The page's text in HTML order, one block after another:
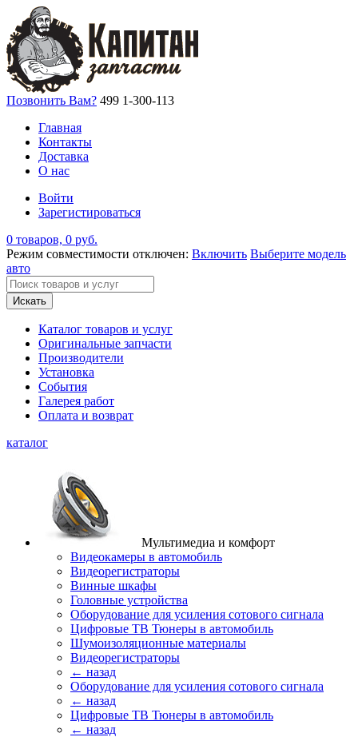
Позвонить Вам? 499 1-300-113
Главная
Контакты
Доставка
О нас
Войти
Зарегистироваться
0 товаров, 0 руб.
Режим совместимости отключен: Включить Выберите модель
авто
Искать
Каталог товаров и услуг
Оригинальные запчасти
Производители
Установка
События
Галерея работ
Оплата и возврат
каталог
Мультимедиа и комфорт
Видеокамеры в автомобиль
Видеорегистраторы
Винные шкафы
Головные устройства
Оборудование для усиления сотового сигнала
Цифровые ТВ Тюнеры в автомобиль
Шумоизоляционные материалы
Видеорегистраторы
← назад
Оборудование для усиления сотового сигнала
← назад
Цифровые ТВ Тюнеры в автомобиль
← назад